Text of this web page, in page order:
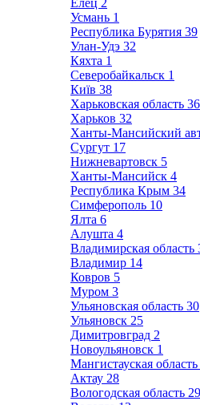
Елец 2
Усмань 1
Республика Бурятия 39
Улан-Удэ 32
Кяхта 1
Северобайкальск 1
Київ 38
Харьковская область 36
Харьков 32
Ханты-Мансийский
Сургут 17
Нижневартовск 5
Ханты-Мансийск 4
Республика Крым 34
Симферополь 10
Ялта 6
Алушта 4
Владимирская область
Владимир 14
Ковров 5
Муром 3
Ульяновская область 30
Ульяновск 25
Димитровград 2
Новоульяновск 1
Мангистауская область
Актау 28
Вологодская область 29